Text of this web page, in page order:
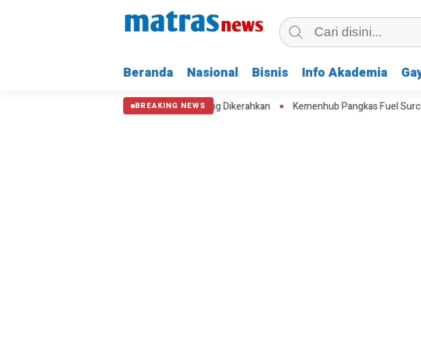
Beranda Nasional Bisnis Info Akademia
BREAKING NEWS
60 Hektare, Water Bombing Dikerahkan Kemenhub Pangkas Fuel Surcharge Tiket